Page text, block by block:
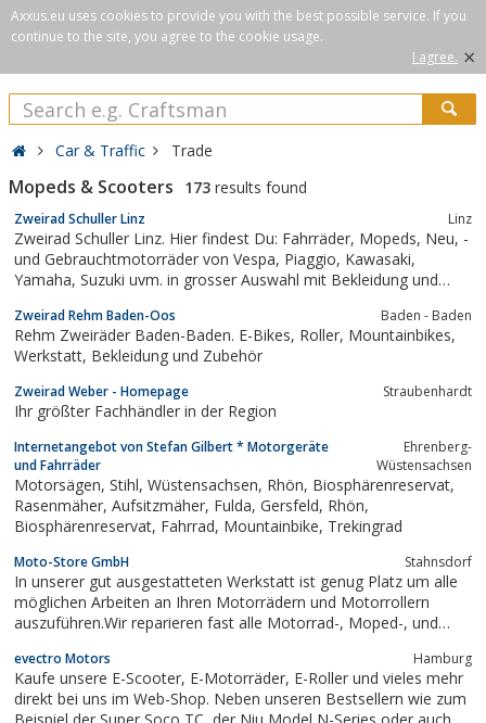
Axxus.eu uses cookies to provide you with the best possible service. If you
continue to the site, you agree to the cookie usage.
I agree. ×
Car & Traffic Trade
Mopeds & Scooters 173 results found
Zweirad Schuller Linz Linz
Zweirad Schuller Linz. Hier findest Du: Fahrräder, Mopeds, Neu, -
und Gebrauchtmotorräder von Vespa, Piaggio, Kawasaki,
Yamaha, Suzuki uvm. in grosser Auswahl mit Bekleidung und
Zweirad Rehm Baden-Oos Baden - Baden
Rehm Zweiräder Baden-Baden. E-Bikes, Roller, Mountainbikes,
Werkstatt, Bekleidung und Zubehör
Zweirad Weber - Homepage Straubenhardt
Ihr größter Fachhändler in der Region
Internetangebot von Stefan Gilbert * Motorgeräte
und Fahrräder
Ehrenberg-
Wüstensachsen
Motorsägen, Stihl, Wüstensachsen, Rhön, Biosphärenreservat,
Rasenmäher, Aufsitzmäher, Fulda, Gersfeld, Rhön,
Biosphärenreservat, Fahrrad, Mountainbike, Trekingrad
Moto-Store GmbH Stahnsdorf
In unserer gut ausgestatteten Werkstatt ist genug Platz um alle
möglichen Arbeiten an Ihren Motorrädern und Motorrollern
auszuführen.Wir reparieren fast alle Motorrad-, Moped-, und
evectro Motors Hamburg
Kaufe unsere E-Scooter, E-Motorräder, E-Roller und vieles mehr
direkt bei uns im Web-Shop. Neben unseren Bestsellern wie zum